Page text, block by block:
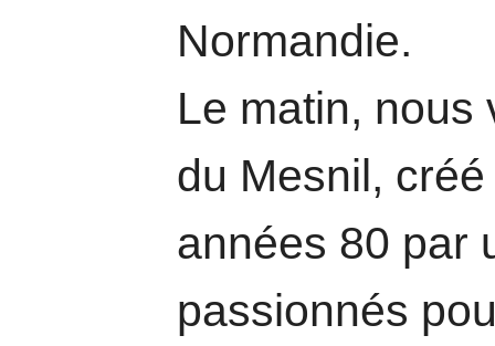
Normandie.
Le matin, nous
du Mesnil,
années 80 par
passionnés